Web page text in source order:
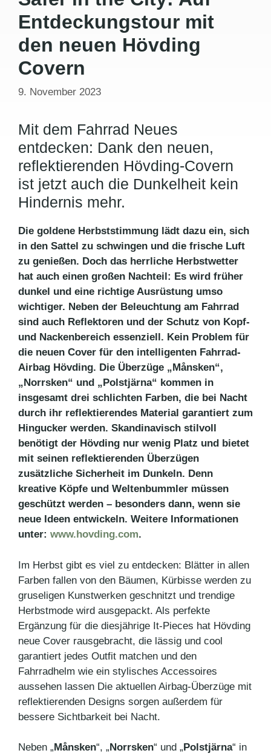
Entdeckungstour mit
den neuen Hövding
Covern
9. November 2023
Mit dem Fahrrad Neues
entdecken: Dank den neuen,
reflektierenden Hövding-Covern
ist jetzt auch die Dunkelheit kein
Hindernis mehr.
Die goldene Herbststimmung lädt dazu ein, sich
in den Sattel zu schwingen und die frische Luft
zu genießen. Doch das herrliche Herbstwetter
hat auch einen großen Nachteil: Es wird früher
dunkel und eine richtige Ausrüstung umso
wichtiger. Neben der Beleuchtung am Fahrrad
sind auch Reflektoren und der Schutz von Kopf-
und Nackenbereich essenziell. Kein Problem für
die neuen Cover für den intelligenten Fahrrad-
Airbag Hövding. Die Überzüge „Månsken“,
„Norrsken“ und „Polstjärna“ kommen in
insgesamt drei schlichten Farben, die bei Nacht
durch ihr reflektierendes Material garantiert zum
Hingucker werden. Skandinavisch stilvoll
benötigt der Hövding nur wenig Platz und bietet
mit seinen reflektierenden Überzügen
zusätzliche Sicherheit im Dunkeln. Denn
kreative Köpfe und Weltenbummler müssen
geschützt werden – besonders dann, wenn sie
neue Ideen entwickeln. Weitere Informationen
unter: www.hovding.com.
Im Herbst gibt es viel zu entdecken: Blätter in allen
Farben fallen von den Bäumen, Kürbisse werden zu
gruseligen Kunstwerken geschnitzt und trendige
Herbstmode wird ausgepackt. Als perfekte
Ergänzung für die diesjährige It-Pieces hat Hövding
neue Cover rausgebracht, die lässig und cool
garantiert jedes Outfit matchen und den
Fahrradhelm wie ein stylisches Accessoires
aussehen lassen Die aktuellen Airbag-Überzüge mit
reflektierenden Designs sorgen außerdem für
bessere Sichtbarkeit bei Nacht.
Neben „ Månsken“, „ Norrsken“ und „ Polstjärna“ in